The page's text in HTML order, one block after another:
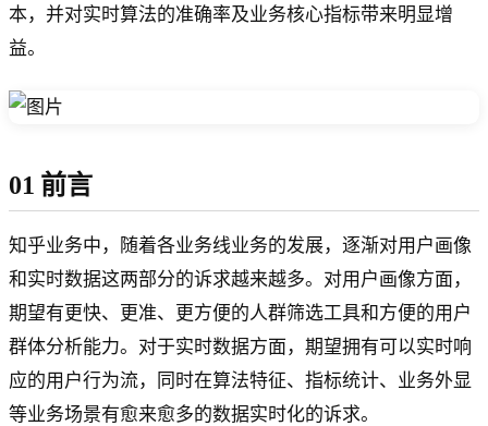
本，并对实时算法的准确率及业务核心指标带来明显增
益。
01 前言
知乎业务中，随着各业务线业务的发展，逐渐对用户画像
和实时数据这两部分的诉求越来越多。对用户画像方面，
期望有更快、更准、更方便的人群筛选工具和方便的用户
群体分析能力。对于实时数据方面，期望拥有可以实时响
应的用户行为流，同时在算法特征、指标统计、业务外显
等业务场景有愈来愈多的数据实时化的诉求。